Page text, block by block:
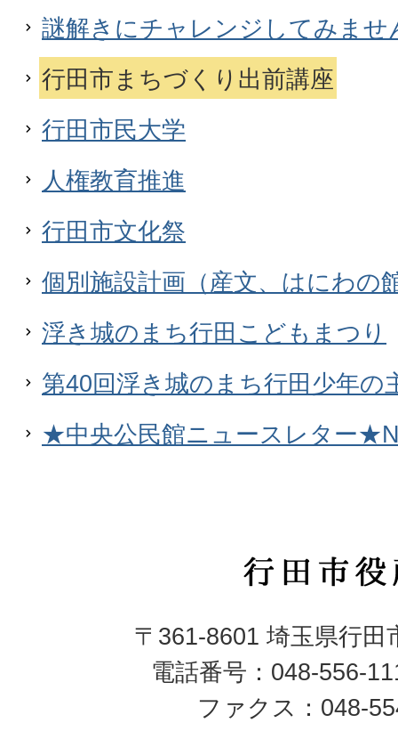
謎解きにチャレンジしてみませ
行田市まちづくり出前講座
行田市民大学
人権教育推進
行田市文化祭
個別施設計画（産文、はにわの
浮き城のまち行田こどもまつり
第40回浮き城のまち行田少年の
★中央公民館ニュースレター
行
市
役
所
〒361-8601 埼玉県行田
電話番号：048-556-
ファクス：048-